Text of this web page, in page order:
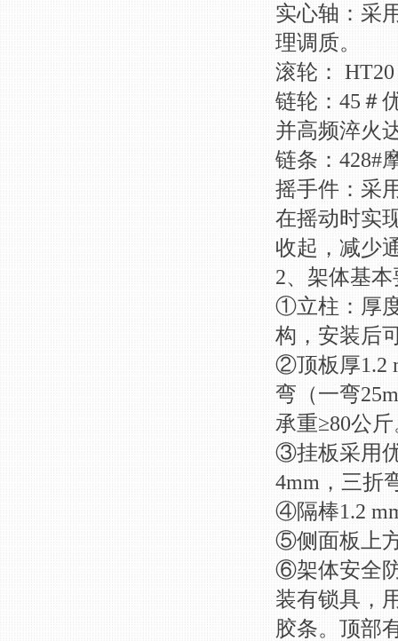
实心轴：采
理调质。
滚轮：
链轮：45＃
并高频淬火
链条：428#
摇手件：采
在摇动时实
收起，减少
2、架体基
①立柱：厚
构，安装后
②顶板厚1.2
弯（一弯
承重≥80公
③挂板采用
4mm，三折
④隔棒1.2
⑤侧面板上
⑥架体安全
装有锁具，
胶条。顶部